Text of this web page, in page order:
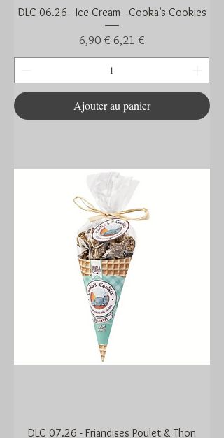
DLC 06.26 - Ice Cream - Cooka’s Cookies
Prix original
6,90 € Prix promotionnel
6,21 €
Ajouter au panier
DLC 07.26 - Friandises Poulet & Thon